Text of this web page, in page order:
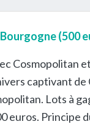
(500
Cosmopolitan
captivant
Lots à
euros. Principe